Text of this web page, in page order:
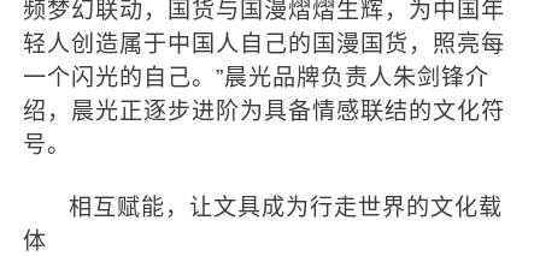
频梦幻联动，国货与国漫熠熠生辉，为中国年
轻人创造属于中国人自己的国漫国货，照亮每
一个闪光的自己。”晨光品牌负责人朱剑锋介
绍，晨光正逐步进阶为具备情感联结的文化符
号。
相互赋能，让文具成为行走世界的文化载
体